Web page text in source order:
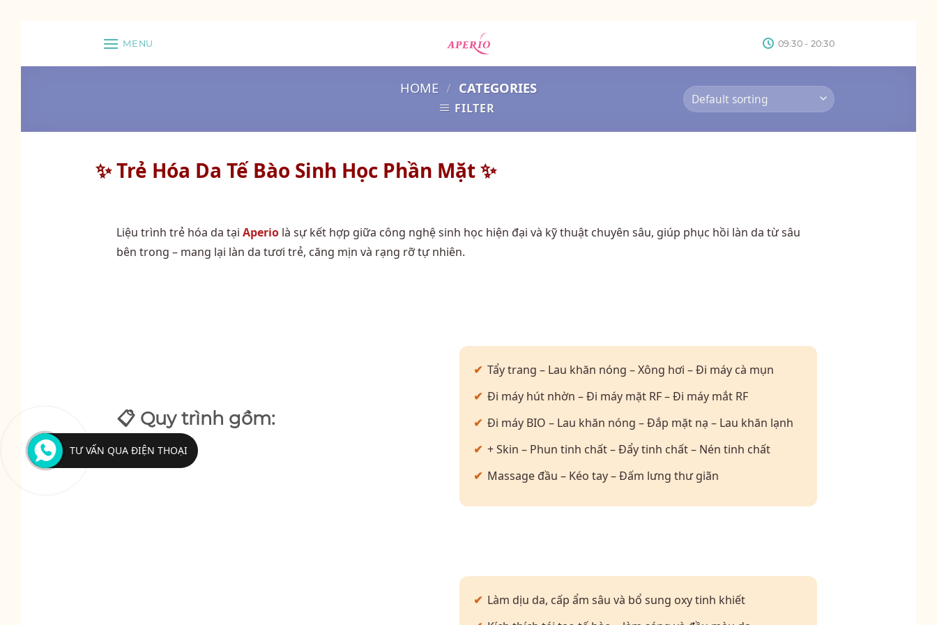
content
MENU 09:30 - 20:30
HOME / CATEGORIES
FILTER
✨ Trẻ Hóa Da Tế Bào Sinh Học Phần Mặt ✨
Liệu trình trẻ hóa da tại Aperio là sự kết hợp giữa công nghệ sinh học hiện đại và kỹ thuật chuyên sâu, giúp phục hồi làn da từ sâu
bên trong – mang lại làn da tươi trẻ, căng mịn và rạng rỡ tự nhiên.
📋 Quy trình gồm:
Tẩy trang – Lau khăn nóng – Xông hơi – Đi máy cà mụn
Đi máy hút nhờn – Đi máy mặt RF – Đi máy mắt RF
Đi máy BIO – Lau khăn nóng – Đắp mặt nạ – Lau khăn lạnh
+ Skin – Phun tinh chất – Đẩy tinh chất – Nén tinh chất
Massage đầu – Kéo tay – Đấm lưng thư giãn
Làm dịu da, cấp ẩm sâu và bổ sung oxy tinh khiết
TƯ VẤN QUA ĐIỆN THOẠI